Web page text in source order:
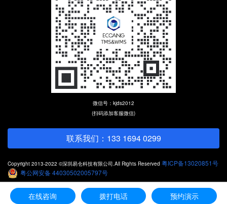
微信号：kjds2012
(扫码添加客服微信)
联系我们：133 1694 0299
Copyright 2013-2022 ©深圳易仓科技有限公司.All Rights Reserved 粤ICP备13020851号
粤公网安备 44030502005797号
在线咨询 拨打电话 预约演示
电话咨询 预约演示 在线咨询